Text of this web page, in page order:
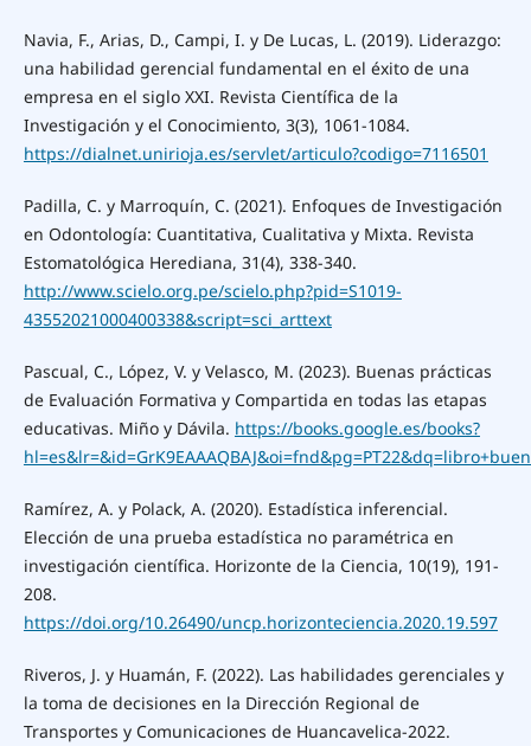
Navia, F., Arias, D., Campi, I. y De Lucas, L. (2019). Liderazgo:
una habilidad gerencial fundamental en el éxito de una
empresa en el siglo XXI. Revista Científica de la
Investigación y el Conocimiento, 3(3), 1061-1084.
https://dialnet.unirioja.es/servlet/articulo?codigo=7116501
Padilla, C. y Marroquín, C. (2021). Enfoques de Investigación
en Odontología: Cuantitativa, Cualitativa y Mixta. Revista
Estomatológica Herediana, 31(4), 338-340.
http://www.scielo.org.pe/scielo.php?pid=S1019-
43552021000400338&script=sci_arttext
Pascual, C., López, V. y Velasco, M. (2023). Buenas prácticas
de Evaluación Formativa y Compartida en todas las etapas
educativas. Miño y Dávila. https://books.google.es/books?
Ramírez, A. y Polack, A. (2020). Estadística inferencial.
Elección de una prueba estadística no paramétrica en
investigación científica. Horizonte de la Ciencia, 10(19), 191-
208.
https://doi.org/10.26490/uncp.horizonteciencia.2020.19.597
Riveros, J. y Huamán, F. (2022). Las habilidades gerenciales y
la toma de decisiones en la Dirección Regional de
Transportes y Comunicaciones de Huancavelica-2022.